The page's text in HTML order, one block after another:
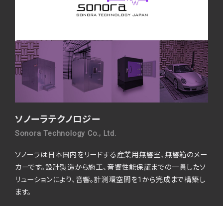
ソノーラテクノロジー
Sonora Technology Co., Ltd.
ソノーラは日本国内をリードする産業用無響室、無響箱のメー
カーです。設計製造から施工、音響性能保証までの一貫したソ
リューションにより、音響。計測環空間を1から完成まで構築し
ます。